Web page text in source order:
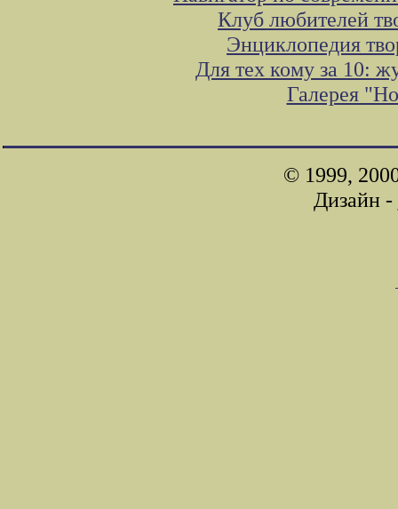
Клуб любителей
Энциклопедия
Для тех кому за 10:
Галерея
© 1999,
Дизайн -